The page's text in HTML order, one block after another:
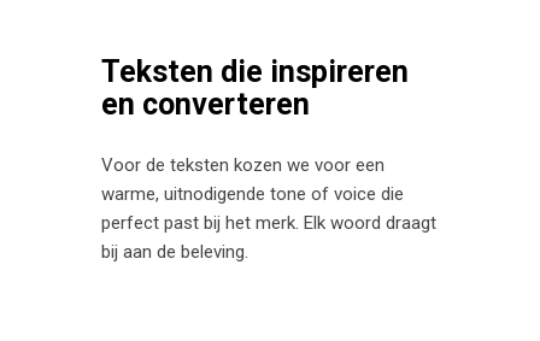
Teksten die inspireren
en converteren
Voor de teksten kozen we voor een
warme, uitnodigende tone of voice die
perfect past bij het merk. Elk woord draagt
bij aan de beleving.